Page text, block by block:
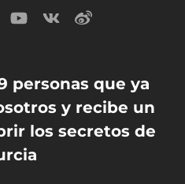
personas que ya
y recibe un
los secretos de